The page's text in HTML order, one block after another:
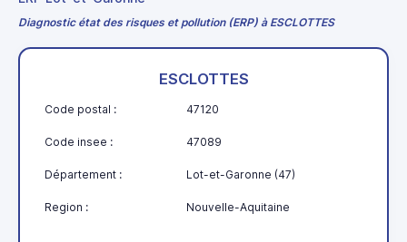
Diagnostic état des risques et pollution (ERP) à ESCLOTTES
ESCLOTTES
Code postal : 47120
Code insee : 47089
Département : Lot-et-Garonne (47)
Region : Nouvelle-Aquitaine